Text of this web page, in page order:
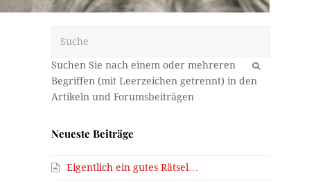
OK
Neueste Beiträge
Eigentlich ein gutes Rätsel…